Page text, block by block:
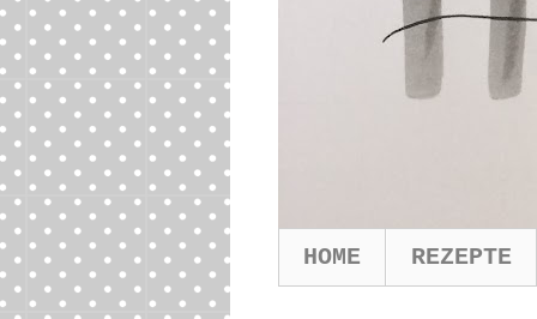
HOME REZEPTE